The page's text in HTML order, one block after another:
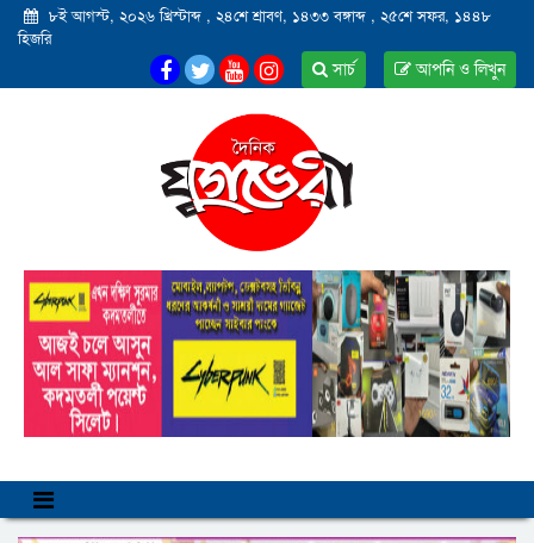
৮ই আগস্ট, ২০২৬ খ্রিস্টাব্দ , ২৪শে শ্রাবণ, ১৪৩৩ বঙ্গাব্দ , ২৫শে সফর, ১৪৪৮
হিজরি
আপনি ও লিখুন
সার্চ